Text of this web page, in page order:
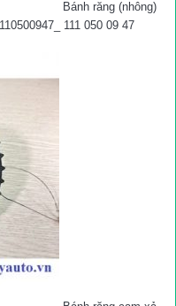
Bánh răng (nhông)
111 050 09 47